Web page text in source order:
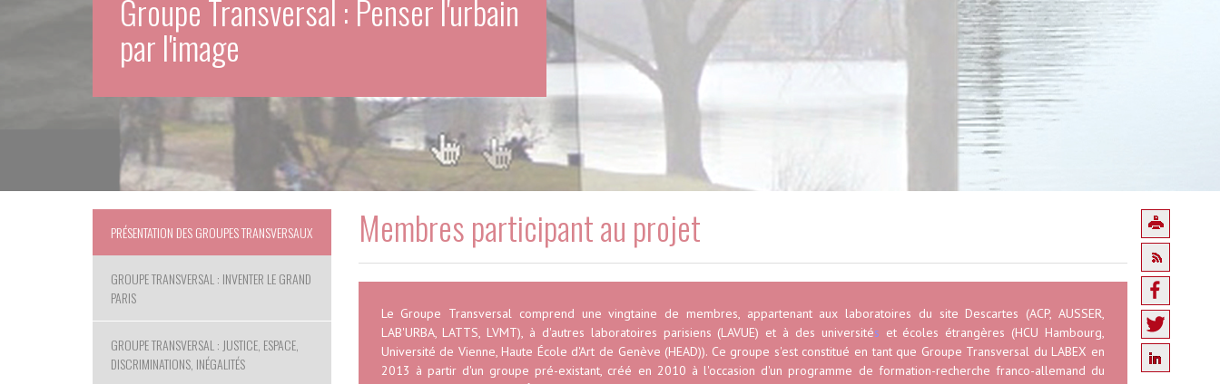
Groupe Transversal : Penser l'urbain
par l'image
PRÉSENTATION DES GROUPES TRANSVERSAUX
GROUPE TRANSVERSAL : INVENTER LE GRAND
PARIS
GROUPE TRANSVERSAL : JUSTICE, ESPACE,
DISCRIMINATIONS, INÉGALITÉS
Membres participant au projet
Le Groupe Transversal comprend une vingtaine de membres, appartenant aux laboratoires du site Descartes (ACP, AUSSER,
LAB'URBA, LATTS, LVMT), à d'autres laboratoires parisiens (LAVUE) et à des universités et écoles étrangères (HCU Hambourg,
Université de Vienne, Haute École d'Art de Genève (HEAD)). Ce groupe s'est constitué en tant que Groupe Transversal du LABEX en
2013 à partir d'un groupe pré-existant, créé en 2010 à l'occasion d'un programme de formation-recherche franco-allemand du